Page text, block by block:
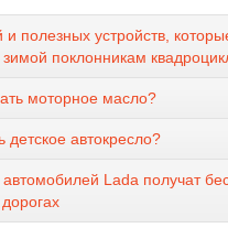
и полезных устройств,
зимой поклонникам
моторное масло?
детское автокресло?
Lada получат